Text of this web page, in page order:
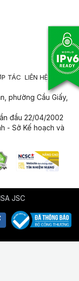
TÁC LIÊN HỆ
phường Cầu Giấy,
đầu 22/04/2002
- Sở Kế hoạch và
JSC